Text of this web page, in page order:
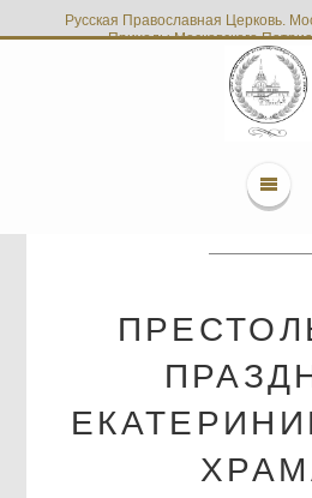
Русская Православная Церковь.
Приходы Московского